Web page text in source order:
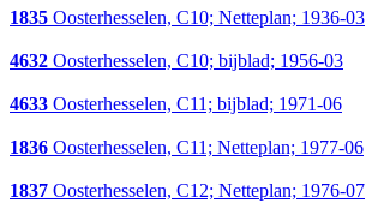
1835 Oosterhesselen, C10; Netteplan; 1936-03
4632 Oosterhesselen, C10; bijblad; 1956-03
4633 Oosterhesselen, C11; bijblad; 1971-06
1836 Oosterhesselen, C11; Netteplan; 1977-06
1837 Oosterhesselen, C12; Netteplan; 1976-07